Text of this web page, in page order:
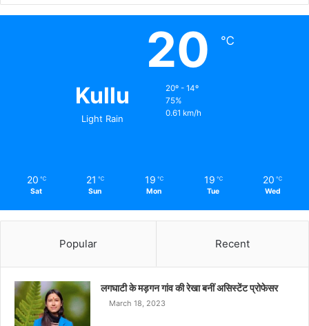
Kullu
Light Rain
20 ℃
20º - 14º
75%
0.61 km/h
20 ℃
Sat
21 ℃
Sun
19 ℃
Mon
19 ℃
Tue
20 ℃
Wed
Popular Recent
लगघाटी के मड़गन गांव की रेखा बनीं असिस्टेंट प्रोफेसर
March 18, 2023